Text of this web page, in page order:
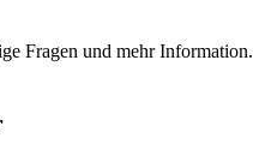
Fragen und mehr Information.